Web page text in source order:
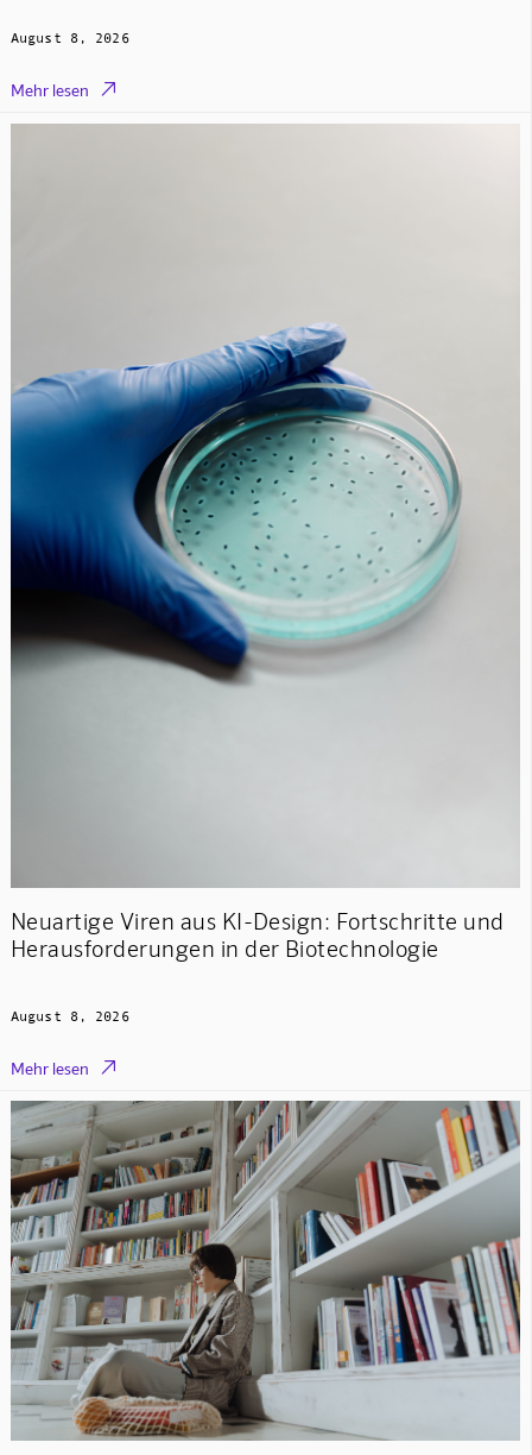
August 8, 2026
Mehr lesen 
Neuartige Viren aus KI-Design: Fortschritte und
Herausforderungen in der Biotechnologie
August 8, 2026
Mehr lesen 